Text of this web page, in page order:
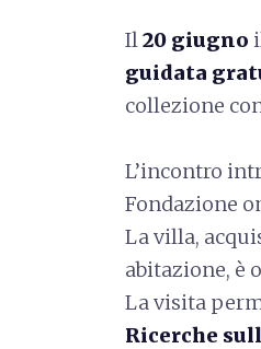
Il20 giugno
guidata
collezione
L’incontro
Fondazione
La villa,
abitazione, è
La visita
Ricerche